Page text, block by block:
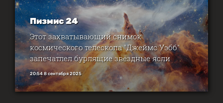
Пизмис 24
Этот захватывающий снимок
космического телескопа "Джеймс Уэбб"
запечатлел бурлящие звёздные ясли
20:54 8 сентября 2025